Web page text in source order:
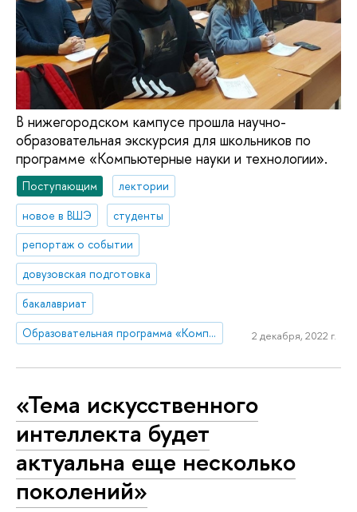
В нижегородском кампусе прошла научно-
образовательная экскурсия для школьников по
программе «Компьютерные науки и технологии».
Поступающим
лектории
новое в ВШЭ
студенты
репортаж о событии
довузовская подготовка
бакалавриат
Образовательная программа «Компьютерные науки и технологии»
2 декабря, 2022 г.
«Тема искусственного
интеллекта будет
актуальна еще несколько
поколений»